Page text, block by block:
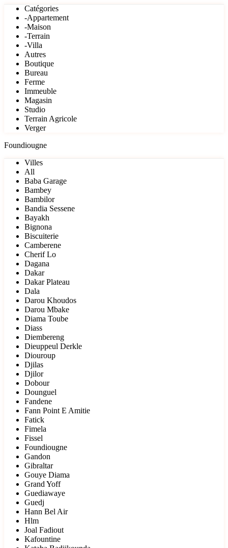
Catégories
-Appartement
-Maison
-Terrain
-Villa
Autres
Boutique
Bureau
Ferme
Immeuble
Magasin
Studio
Terrain Agricole
Verger
Foundiougne
Villes
All
Baba Garage
Bambey
Bambilor
Bandia Sessene
Bayakh
Bignona
Biscuiterie
Camberene
Cherif Lo
Dagana
Dakar
Dakar Plateau
Dala
Darou Khoudos
Darou Mbake
Diama Toube
Diass
Diembereng
Dieuppeul Derkle
Diouroup
Djilas
Djilor
Dobour
Dounguel
Fandene
Fann Point E Amitie
Fatick
Fimela
Fissel
Foundiougne
Gandon
Gibraltar
Gouye Diama
Grand Yoff
Guediawaye
Guedj
Hann Bel Air
Hlm
Joal Fadiout
Kafountine